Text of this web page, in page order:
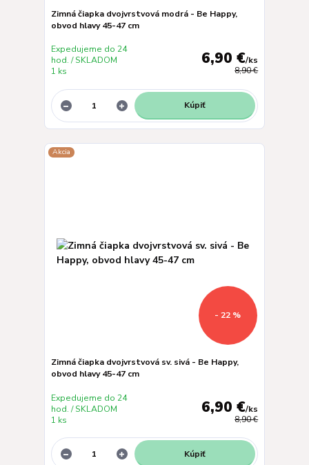
Zimná čiapka dvojvrstvová modrá - Be Happy,
obvod hlavy 45-47 cm
8,90 €
6,90 €/ks
Expedujeme do 24
hod. / SKLADOM
1 ks
Kúpiť
Akcia
- 22 %
Zimná čiapka dvojvrstvová sv. sivá - Be Happy,
obvod hlavy 45-47 cm
8,90 €
6,90 €/ks
Expedujeme do 24
hod. / SKLADOM
1 ks
Kúpiť